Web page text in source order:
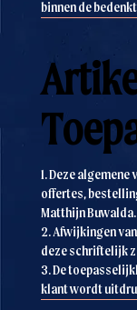
binnen de
1. Deze
offertes,
Matthijn Buwalda.
2. Afwijkingen
deze schriftelijk
3. De
klant wordt